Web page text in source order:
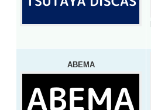
ABEMA